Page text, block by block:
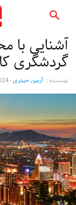
آشنایی با
گردشگری
نویسنده : آرمین حیدری-